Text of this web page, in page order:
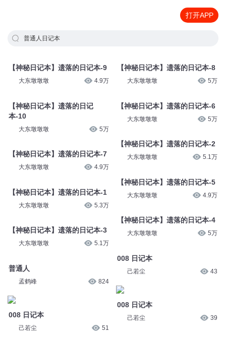
打开APP
普通人日记本
【神秘日记本】遗落的日记本-9
大东墩墩墩 4.9万
【神秘日记本】遗落的日记
本-10
大东墩墩墩 5万
【神秘日记本】遗落的日记本-7
大东墩墩墩 4.9万
【神秘日记本】遗落的日记本-1
大东墩墩墩 5.3万
【神秘日记本】遗落的日记本-3
大东墩墩墩 5.1万
普通人
孟鹤峰 824
008 日记本
己若尘 51
【神秘日记本】遗落的日记本-8
大东墩墩墩 5万
【神秘日记本】遗落的日记本-6
大东墩墩墩 5万
【神秘日记本】遗落的日记本-2
大东墩墩墩 5.1万
【神秘日记本】遗落的日记本-5
大东墩墩墩 4.9万
【神秘日记本】遗落的日记本-4
大东墩墩墩 5万
008 日记本
己若尘 43
008 日记本
己若尘 39